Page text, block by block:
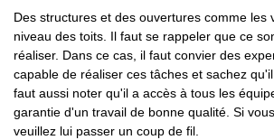
Des structures et des ouvertures comme les
niveau des toits. Il faut se rappeler que ce
réaliser. Dans ce cas, il faut convier des
capable de réaliser ces tâches et sachez
faut aussi noter qu'il a accès à tous les
garantie d'un travail de bonne qualité. Si
veuillez lui passer un coup de fil.